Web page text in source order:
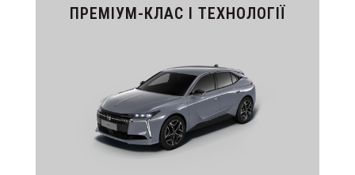
ПРЕМІУМ-КЛАС І ТЕХНОЛОГІЇ